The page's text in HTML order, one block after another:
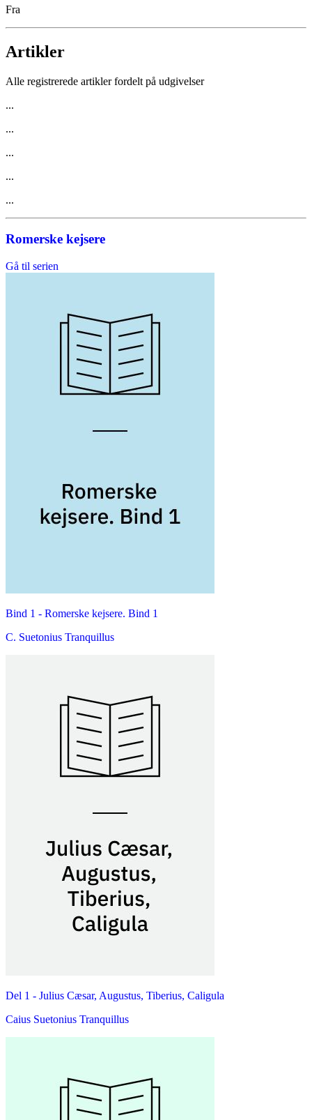
Fra
Artikler
Alle registrerede artikler fordelt på udgivelser
...
...
...
...
...
Romerske kejsere
Gå til serien
Bind 1 - Romerske kejsere. Bind 1
C. Suetonius Tranquillus
Del 1 - Julius Cæsar, Augustus, Tiberius, Caligula
Caius Suetonius Tranquillus